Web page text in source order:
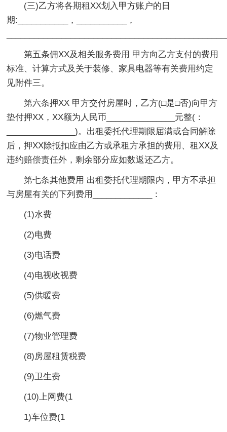
(三)乙方将各期租XX划入甲方账户的日
期:___________，___________，
第五条佣XX及相关服务费用 甲方向乙方支付的费用
标准、计算方式及关于装修、家具电器等有关费用约定
见附件三。
第六条押XX 甲方交付房屋时，乙方(□是□否)向甲方
垫付押XX，XX额为人民币_______________元整(：
_______________)。出租委托代理期限届满或合同解除
后，押XX除抵扣应由乙方或承租方承担的费用、租XX及
违约赔偿责任外，剩余部分应如数返还乙方。
第七条其他费用 出租委托代理期限内，甲方不承担
与房屋有关的下列费用_____________：
(1)水费
(2)电费
(3)电话费
(4)电视收视费
(5)供暖费
(6)燃气费
(7)物业管理费
(8)房屋租赁税费
(9)卫生费
(10)上网费(1
1)车位费(1